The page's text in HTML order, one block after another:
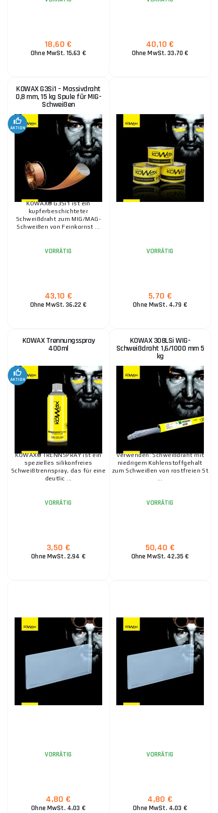
5,70 €
PANTERMAX® Film PM3000 Rückwandfolie
VORRÄTIG ks IN DEN WARENKORB 1,60 €
KOWAX 308LSi MIG 0,8 mm 5 kg
VORRÄTIG IN DEN WARENKORB 55,70 €
Schweißdraht KOWAX G3Si1 0,6 mm 5 kg
PANTERMAX MMA195LCD Komplett-Set – MMA/WIG-
Schweißgerät mit 2,5 kg Elektroden & Zubehör
VORRÄTIG ks IN DEN WARENKORB 104,20 €
KOWAX® Ar CO2 profi Druckreduzierventil
706,20 €
18,60 €
Ohne MwSt. 15,63 €
40,10 €
Ohne MwSt. 33,70 €
KOWAX G3Si1 – Massivdraht
0,8 mm, 15 kg Spule für MIG-
Schweißen
AKTION
KOWAX® G3Si1 ist ein
kupferbeschichteter
Schweißdraht zum MIG/MAG-
Schweißen von Feinkornst ...
VORRÄTIG
43,10 €
Ohne MwSt. 36,22 €
VORRÄTIG
5,70 €
Ohne MwSt. 4,79 €
KOWAX Trennungsspray
400ml
AKTION
KOWAX® TRENNSPRAY ist ein
spezielles silikonfreies
Schweißtrennspray, das für eine
deutlic ...
VORRÄTIG
3,50 €
Ohne MwSt. 2,94 €
KOWAX 308LSi WIG-
Schweißdraht 1,6/1000 mm 5
kg
Verwenden: Schweißdraht mit
niedrigem Kohlenstoffgehalt
zum Schweißen von rostfreien St
...
VORRÄTIG
50,40 €
Ohne MwSt. 42,35 €
VORRÄTIG
4,80 €
Ohne MwSt. 4,03 €
VORRÄTIG
4,80 €
Ohne MwSt. 4,03 €